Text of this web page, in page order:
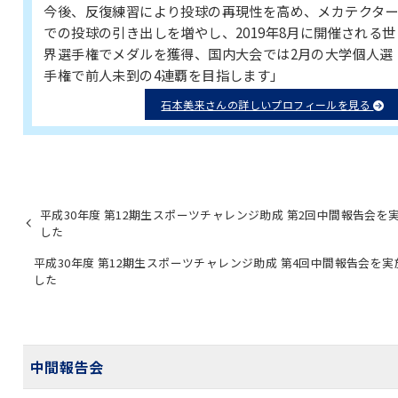
今後、反復練習により投球の再現性を高め、メカテクター
での投球の引き出しを増やし、2019年8月に開催される世
界選手権でメダルを獲得、国内大会では2月の大学個人選
手権で前人未到の4連覇を目指します」
石本美来さんの詳しいプロフィールを見る
平成30年度 第12期生スポーツチャレンジ助成 第2回中間報告会を
した
平成30年度 第12期生スポーツチャレンジ助成 第4回中間報告会を実
した
中間報告会